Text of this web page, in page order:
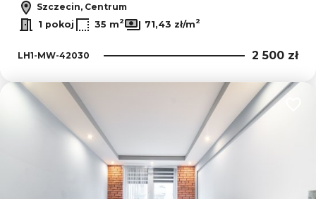
Szczecin, Centrum
1 pokoj
35 m2 71,43 zł/m2
LH1-MW-42030 2 500 zł